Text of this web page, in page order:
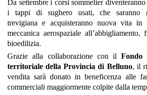
Da settembre i corsi sommelier
i tappi di sughero usati, che saranno
trevigiana e acquisteranno nuova vita in
meccanica aerospaziale
bioedilizia.
Grazie alla collaborazione con ilFondo
territoriale della Provincia di Belluno, il
vendita sarà donato in beneficenza alle
commerciali maggiormente colpite dalla